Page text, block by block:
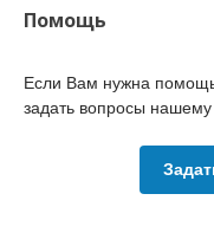
Помощь
Если Вам нужна
задать вопросы нашему